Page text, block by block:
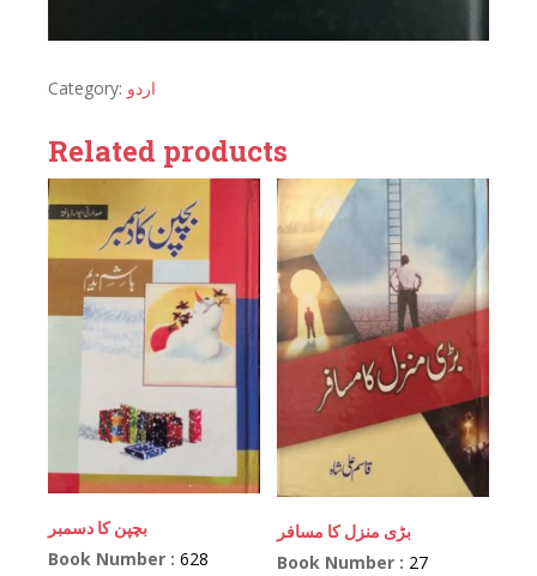
Category: اردو
Related products
بچپن کا دسمبر
Book Number : 628
بڑی منزل کا مسافر
Book Number : 27